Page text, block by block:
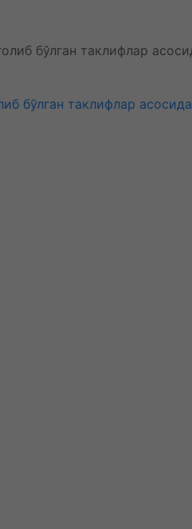
бўлган таклифлар асосида